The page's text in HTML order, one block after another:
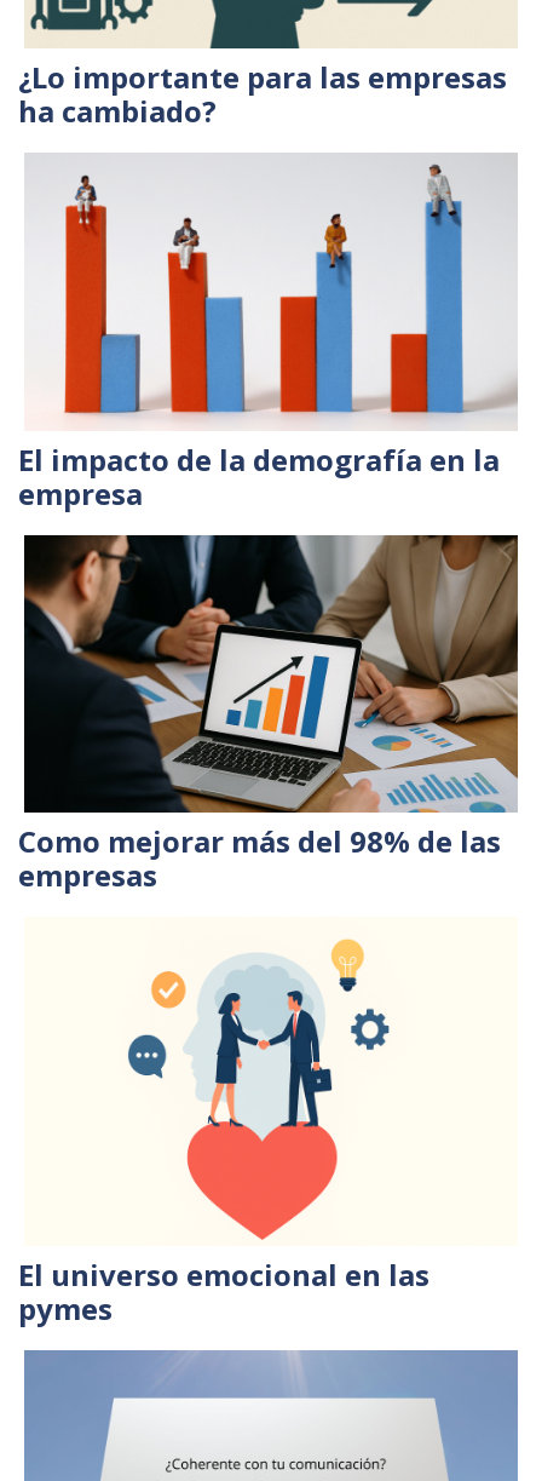
¿Lo importante para las empresas
ha cambiado?
El impacto de la demografía en la
empresa
Como mejorar más del 98% de las
empresas
El universo emocional en las
pymes